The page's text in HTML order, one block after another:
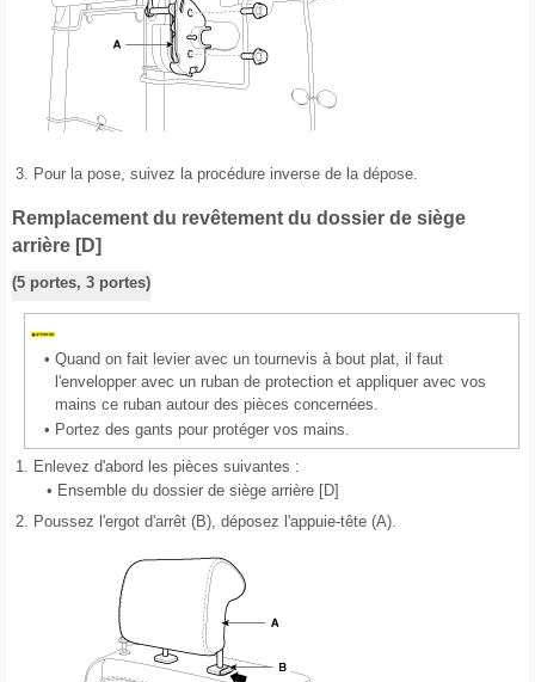
3. Pour la pose, suivez la procédure inverse de la dépose.
Remplacement du revêtement du dossier de siège
arrière [D]
(5 portes, 3 portes)
• Quand on fait levier avec un tournevis à bout plat, il faut
l'envelopper avec un ruban de protection et appliquer avec vos
mains ce ruban autour des pièces concernées.
• Portez des gants pour protéger vos mains.
1. Enlevez d'abord les pièces suivantes :
• Ensemble du dossier de siège arrière [D]
2. Poussez l'ergot d'arrêt (B), déposez l'appuie-tête (A).